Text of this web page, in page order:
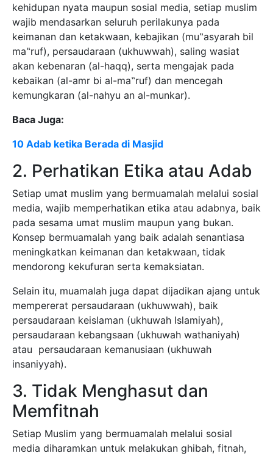
kehidupan nyata maupun sosial media, setiap muslim
wajib mendasarkan seluruh perilakunya pada
keimanan dan ketakwaan, kebajikan (mu‟asyarah bil
ma‟ruf), persaudaraan (ukhuwwah), saling wasiat
akan kebenaran (al-haqq), serta mengajak pada
kebaikan (al-amr bi al-ma‟ruf) dan mencegah
kemungkaran (al-nahyu an al-munkar).
Baca Juga:
10 Adab ketika Berada di Masjid
2. Perhatikan Etika atau Adab
Setiap umat muslim yang bermuamalah melalui sosial
media, wajib memperhatikan etika atau adabnya, baik
pada sesama umat muslim maupun yang bukan.
Konsep bermuamalah yang baik adalah senantiasa
meningkatkan keimanan dan ketakwaan, tidak
mendorong kekufuran serta kemaksiatan.
Selain itu, muamalah juga dapat dijadikan ajang untuk
mempererat persaudaraan (ukhuwwah), baik
persaudaraan keislaman (ukhuwah Islamiyah),
persaudaraan kebangsaan (ukhuwah wathaniyah)
atau persaudaraan kemanusiaan (ukhuwah
insaniyyah).
3. Tidak Menghasut dan
Memfitnah
Setiap Muslim yang bermuamalah melalui sosial
media diharamkan untuk melakukan ghibah, fitnah,